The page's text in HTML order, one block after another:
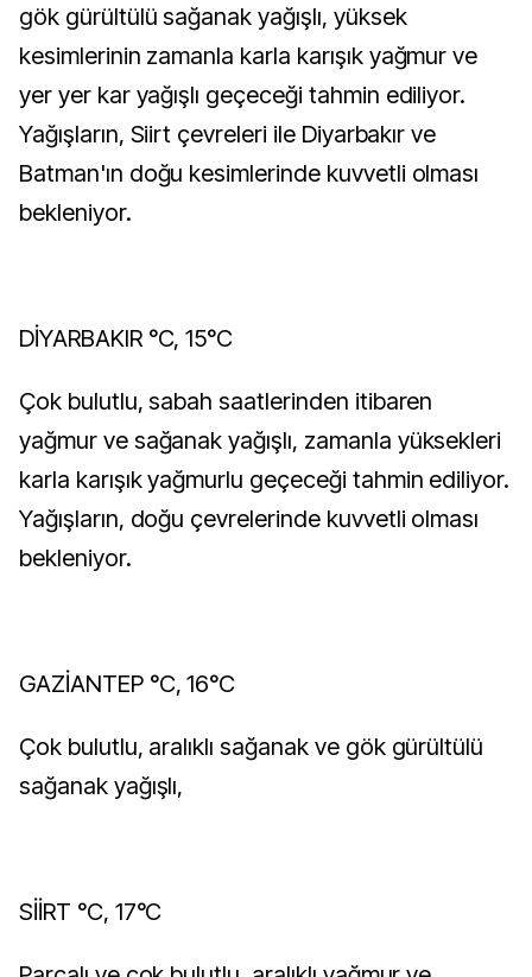
gök gürültülü sağanak yağışlı, yüksek
kesimlerinin zamanla karla karışık yağmur ve
yer yer kar yağışlı geçeceği tahmin ediliyor.
Yağışların, Siirt çevreleri ile Diyarbakır ve
Batman'ın doğu kesimlerinde kuvvetli olması
bekleniyor.
DİYARBAKIR °C, 15°C
Çok bulutlu, sabah saatlerinden itibaren
yağmur ve sağanak yağışlı, zamanla yüksekleri
karla karışık yağmurlu geçeceği tahmin ediliyor.
Yağışların, doğu çevrelerinde kuvvetli olması
bekleniyor.
GAZİANTEP °C, 16°C
Çok bulutlu, aralıklı sağanak ve gök gürültülü
sağanak yağışlı,
SİİRT °C, 17°C